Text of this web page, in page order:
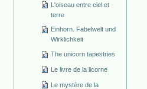
L'oiseau entre ciel et
terre
Einhorn. Fabelwelt und
Wirklichkeit
The unicorn tapestries
Le livre de la licorne
Le mystère de la